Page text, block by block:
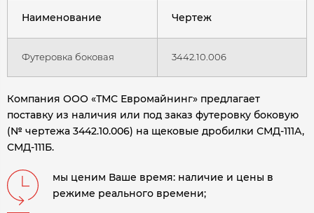
Наименование Чертеж
Футеровка боковая 3442.10.006
Компания ООО «ТМС Евромайнинг» предлагает
поставку из наличия или под заказ футеровку боковую
(№ чертежа 3442.10.006) на щековые дробилки СМД-111А,
СМД-111Б.
мы ценим Ваше время: наличие и цены в
режиме реального времени;